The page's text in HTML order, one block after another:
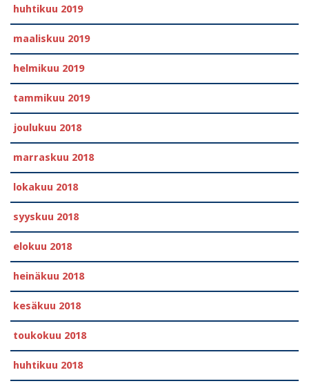
huhtikuu 2019
maaliskuu 2019
helmikuu 2019
tammikuu 2019
joulukuu 2018
marraskuu 2018
lokakuu 2018
syyskuu 2018
elokuu 2018
heinäkuu 2018
kesäkuu 2018
toukokuu 2018
huhtikuu 2018